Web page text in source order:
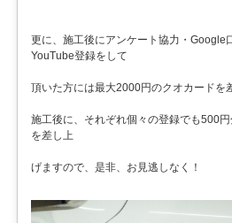
更に、施工後にアンケート協力・Google
YouTube登録をして
頂いた方には最大2000円のクオカードを
施工後に、それぞれ個々の登録でも500
を差し上
げますので、是非、お見逃しなく！